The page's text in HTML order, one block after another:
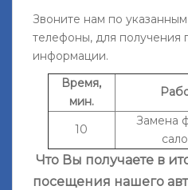
Звоните нам по
телефоны, для получения
информации.
Время,
мин.
10
Замена
Что Вы получаете в
посещения нашего